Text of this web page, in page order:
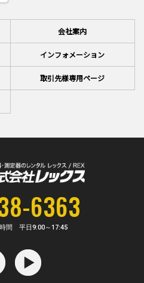
会社案内
インフォメーション
取引先様専用ページ
6363
間 平日9:00～17:45